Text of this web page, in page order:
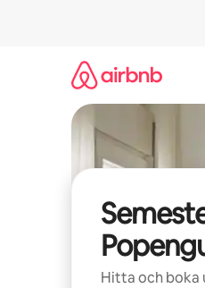
Hitta och boka